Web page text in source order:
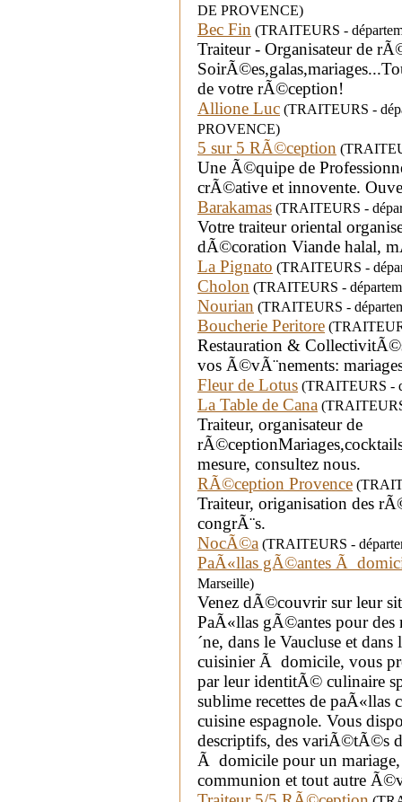
DE PROVENCE)
Bec Fin (TRAITEURS -
Traiteur - Organisateur de
de votre rÃ©ception!
Allione Luc (TRAITEURS -
PROVENCE)
5 sur 5 RÃ©ception
Une Ã©quipe de
crÃ©ative et innovente.
Barakamas (TRAITEURS -
Votre traiteur oriental
dÃ©coration Viande halal,
La Pignato (TRAITEURS -
Cholon (TRAITEURS -
Nourian (TRAITEURS -
Boucherie Peritore
Restauration &
vos Ã©vÃ¨nements:
Fleur de Lotus (TRAITEURS -
La Table de Cana
Traiteur, organisateur de
mesure, consultez nous.
RÃ©ception Provence
Traiteur, origanisation des
congrÃ¨s.
NocÃ©a (TRAITEURS -
PaÃ«llas gÃ©antes Ã
Marseille)
Venez dÃ©couvrir sur leur
PaÃ«llas gÃ©antes pour
´ne, dans le Vaucluse et
cuisinier Ã domicile, vous
par leur identitÃ© culinaire
sublime recettes de paÃ«llas
cuisine espagnole. Vous
descriptifs, des variÃ©tÃ©s
Ã domicile pour un mariage,
communion et tout autre